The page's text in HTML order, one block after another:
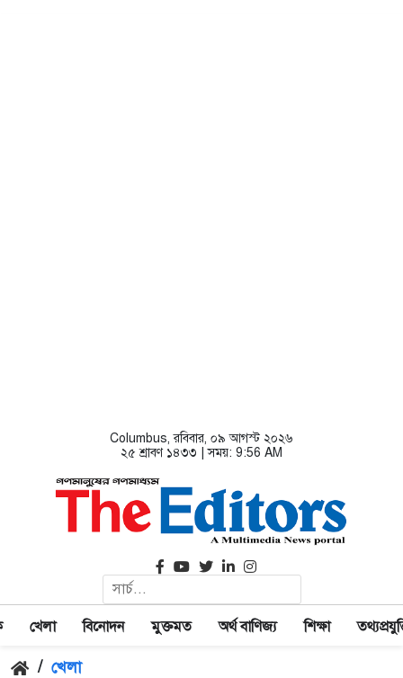
Columbus, রবিবার, ০৯ আগস্ট ২০২৬
২৫ শ্রাবণ ১৪৩৩ | সময়: 9:56 AM
খেলা বিনোদন মুক্তমত অর্থ বাণিজ্য শিক্ষা
/ খেলা